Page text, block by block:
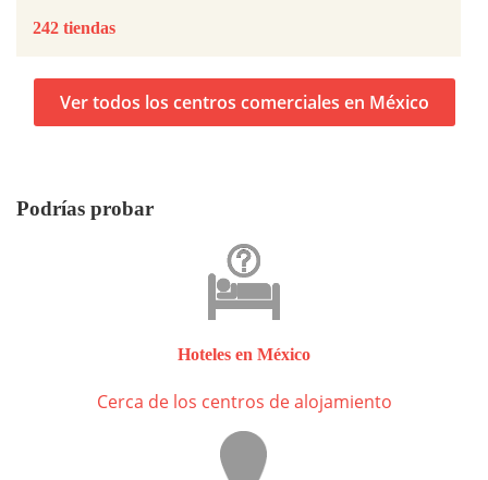
242 tiendas
Ver todos los centros comerciales en México
Podrías probar
Hoteles en México
Cerca de los centros de alojamiento